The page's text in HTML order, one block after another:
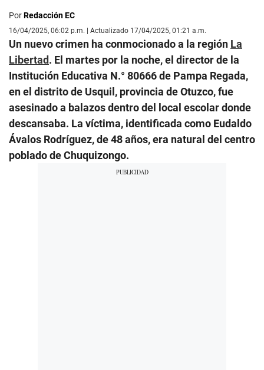
PorRedacción EC
16/04/2025, 06:02 p.m. | Actualizado 17/04/2025, 01:21 a.m.
Un nuevo crimen ha conmocionado a la región La
Libertad. El martes por la noche, el director de la
Institución Educativa N.° 80666 de Pampa Regada,
en el distrito de Usquil, provincia de Otuzco, fue
asesinado a balazos dentro del local escolar donde
descansaba. La víctima, identificada como Eudaldo
Ávalos Rodríguez, de 48 años, era natural del centro
poblado de Chuquizongo.